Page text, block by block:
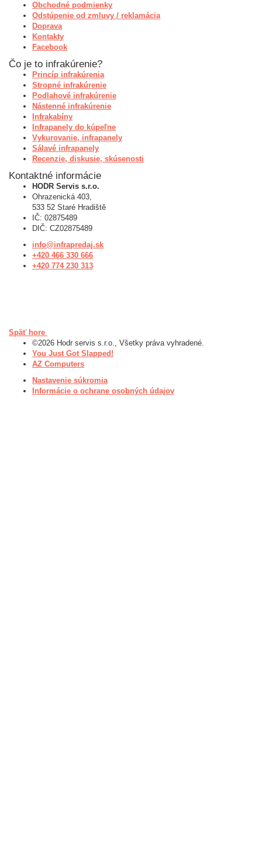
Obchodné podmienky
Odstúpenie od zmluvy / reklamácia
Doprava
Kontakty
Facebook
Čo je to infrakúrenie?
Princíp infrakúrenia
Stropné infrakúrenie
Podlahové infrakúrenie
Nástenné infrakúrenie
Infrakabíny
Infrapanely do kúpeľne
Vykurovanie, infrapanely
Sálavé infrapanely
Recenzie, diskusie, skúsenosti
Kontaktné informácie
HODR Servis s.r.o.
Ohrazenická 403,
533 52 Staré Hradiště
IČ: 02875489
DIČ: CZ02875489
info@infrapredaj.sk
+420 466 330 666
+420 774 230 313
Späť hore
©2026 Hodr servis s.r.o., Všetky práva vyhradené.
You Just Got Slapped!
AZ Computers
Nastavenie súkromia
Informácie o ochrane osobných údajov